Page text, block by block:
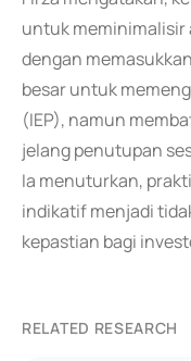
untuk meminimalisir
dengan
besar untuk
(IEP), namun
jelang penutupan
Ia menuturkan,
indikatif menjadi
kepastian bagi
RELATED RESEARCH